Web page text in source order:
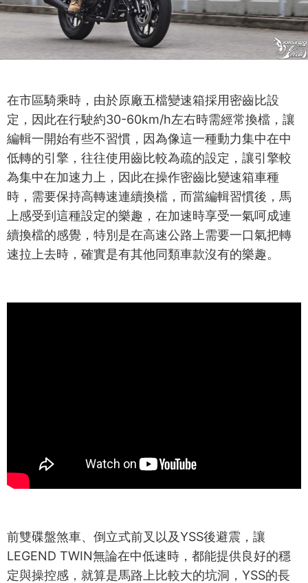
在市區騎乘時，由於原廠五檔變速箱採用密齒比設
定，因此在行駛約30-60km/h左右時需經常換檔，讓
編輯一開始有些不習慣，因為像這一種動力集中在中
低轉的引擎，往往使用齒比較為疏的設定，讓引擎較
為集中在加速力上，因此在操作密齒比變速箱車種
時，需要保持高轉速連續換檔，而當編輯習慣後，馬
上感受到這種設定的樂趣，在加速時享受一氣呵成連
續換檔的感覺，特別是在高速公路上需要一口氣把轉
速拉上去時，確實是有其他同類車款沒有的樂趣。
前雙碟盤煞車、倒立式前叉以及YSS後避震，讓
LEGEND TWIN無論在中低速時，都能提供良好的穩
定與操控感，就算是馬路上比較大的坑洞，YSS的長